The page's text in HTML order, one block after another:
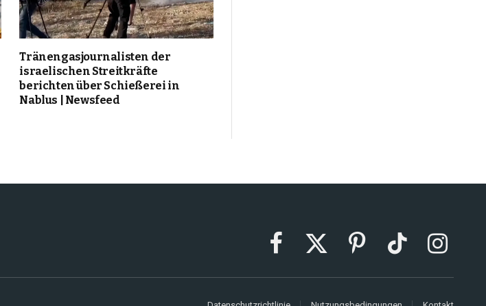
Tränengasjournalisten der
israelischen Streitkräfte
berichten über Schießerei in
Nablus | Newsfeed
FacebookX
PinterestTikTok Instagram